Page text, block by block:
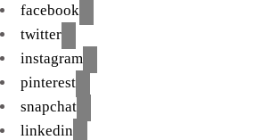
facebook
twitter
instagram
pinterest
snapchat
linkedin